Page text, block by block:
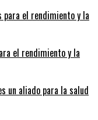
el rendimiento y la